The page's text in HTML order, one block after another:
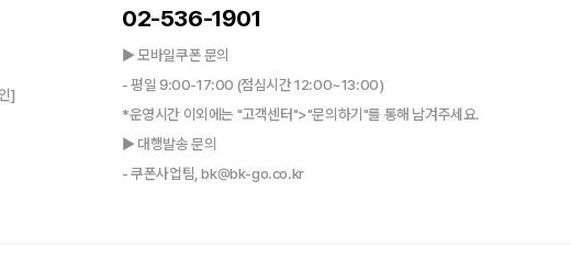
]
02-536-1901
▶ 모바일쿠폰 문의
- 평일 9:00-17:00 (점심시간 12:00~13:00)
*운영시간 이외에는 "고객센터">"문의하기"를 통해 남겨주세요.
▶ 대행발송 문의
- 쿠폰사업팀, bk@bk-go.co.kr